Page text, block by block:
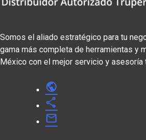
Somos el aliado estratégico para tu
gama más completa de herramientas y
México con el mejor servicio y asesoría
public
share
mail